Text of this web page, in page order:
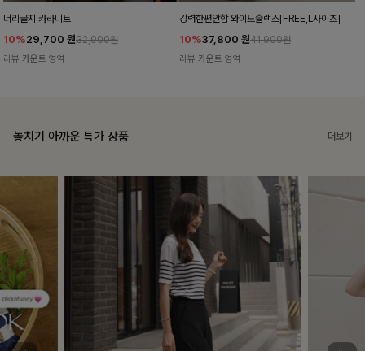
더리골지 카라니트
10%29,700 원32,900원
리뷰 카운트 영역
강력한편안함 와이드슬랙스[FREE,L사이즈]
10%37,800 원41,900원
리뷰 카운트 영역
놓치기 아까운 특가 상품 더보기